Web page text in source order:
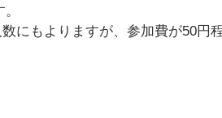
にもよりますが、参加費が50円